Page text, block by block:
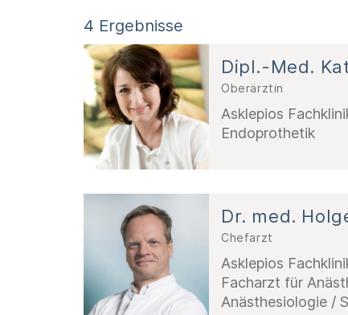
4 Ergebnisse
Dipl.-Med.
Oberärztin
Asklepios
Endoprothetik
Dr. med.
Chefarzt
Asklepios
Facharzt für
Anästhesiologie /